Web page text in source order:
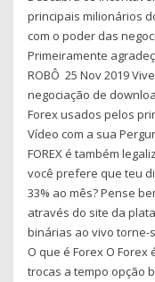
principais milionários
com o poder das
Primeiramente
ROBÔ 25 Nov 2019
negociação de
Forex usados pelos
Vídeo com a sua
FOREX é também
você prefere que teu
33% ao mês? Pense
através do site da
binárias ao vivo torne-
O que é Forex O
trocas a tempo opção